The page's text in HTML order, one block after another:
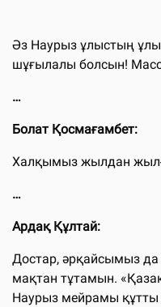
Әз Наурыз ұлыстың ұлы
шұғылалы болсын!
…
Болат Қосмағамбет:
Халқымыз жылдан
…
Ардақ Құлтай:
Достар, әрқайсымыз да
мақтан тұтамын.
Наурыз мейрамы құтты